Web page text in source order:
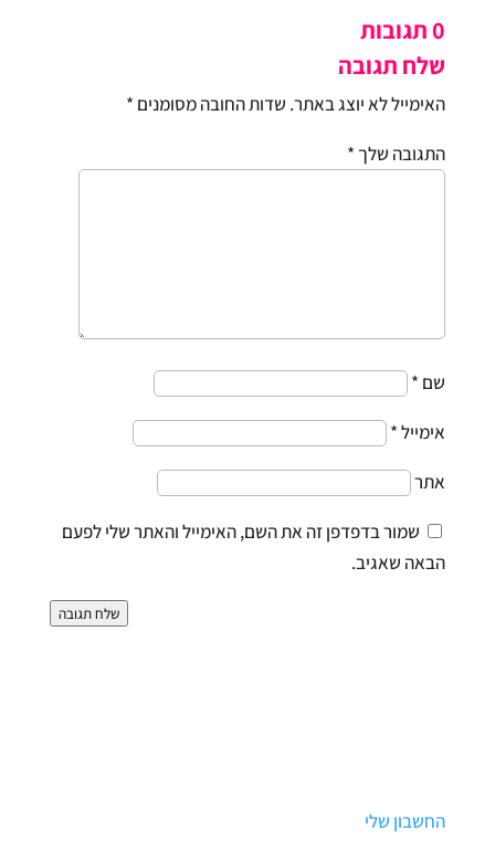
0 תגובות
שלח תגובה
האימייל לא יוצג באתר. שדות החובה מסומנים *
התגובה שלך *
שם *
אימייל*
אתר
שמור בדפדפן זה את השם, האימייל והאתר שלי לפעם
הבאה שאגיב.
שלח תגובה
החשבון שלי